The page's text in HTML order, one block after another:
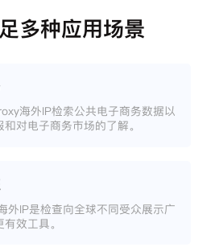
多种应用场景
海外IP检索公共电子商务数据以
对电子商务市场的了解。
外IP是检查向全球不同受众展示广
效工具。